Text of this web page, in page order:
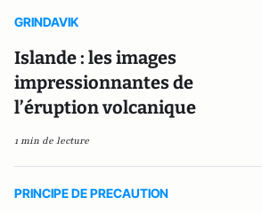
GRINDAVIK
Islande : les images
impressionnantes de
l’éruption volcanique
1 min de lecture
PRINCIPE DE PRECAUTION